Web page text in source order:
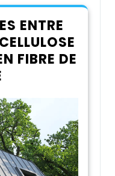
ENTRE
FIBRE DE